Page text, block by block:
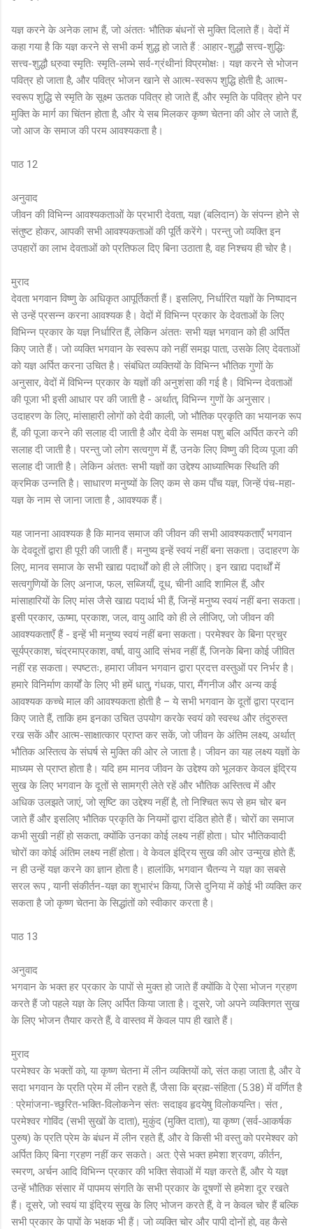
यज्ञ करने के अनेक लाभ हैं, जो अंततः भौतिक बंधनों से मुक्ति दिलाते हैं। वेदों में
कहा गया है कि यज्ञ करने से सभी कर्म शुद्ध हो जाते हैं : आहार-शुद्धौ सत्त्व-शुद्धिः
सत्त्व-शुद्धौ ध्रुवा स्मृतिः स्मृति-लम्भे सर्व-ग्रंथीनां विप्रमोक्षः। यज्ञ करने से भोजन
पवित्र हो जाता है, और पवित्र भोजन खाने से आत्म-स्वरूप शुद्धि होती है; आत्म-
स्वरूप शुद्धि से स्मृति के सूक्ष्म ऊतक पवित्र हो जाते हैं, और स्मृति के पवित्र होने पर
मुक्ति के मार्ग का चिंतन होता है, और ये सब मिलकर कृष्ण चेतना की ओर ले जाते हैं,
जो आज के समाज की परम आवश्यकता है।
पाठ 12
अनुवाद
जीवन की विभिन्न आवश्यकताओं के प्रभारी देवता, यज्ञ (बलिदान) के संपन्न होने से
संतुष्ट होकर, आपकी सभी आवश्यकताओं की पूर्ति करेंगे। परन्तु जो व्यक्ति इन
उपहारों का लाभ देवताओं को प्रतिफल दिए बिना उठाता है, वह निश्चय ही चोर है।
मुराद
देवता भगवान विष्णु के अधिकृत आपूर्तिकर्ता हैं। इसलिए, निर्धारित यज्ञों के निष्पादन
से उन्हें प्रसन्न करना आवश्यक है। वेदों में विभिन्न प्रकार के देवताओं के लिए
विभिन्न प्रकार के यज्ञ निर्धारित हैं, लेकिन अंततः सभी यज्ञ भगवान को ही अर्पित
किए जाते हैं। जो व्यक्ति भगवान के स्वरूप को नहीं समझ पाता, उसके लिए देवताओं
को यज्ञ अर्पित करना उचित है। संबंधित व्यक्तियों के विभिन्न भौतिक गुणों के
अनुसार, वेदों में विभिन्न प्रकार के यज्ञों की अनुशंसा की गई है। विभिन्न देवताओं
की पूजा भी इसी आधार पर की जाती है - अर्थात्, विभिन्न गुणों के अनुसार।
उदाहरण के लिए, मांसाहारी लोगों को देवी काली, जो भौतिक प्रकृति का भयानक रूप
हैं, की पूजा करने की सलाह दी जाती है और देवी के समक्ष पशु बलि अर्पित करने की
सलाह दी जाती है। परन्तु जो लोग सत्वगुण में हैं, उनके लिए विष्णु की दिव्य पूजा की
सलाह दी जाती है। लेकिन अंततः सभी यज्ञों का उद्देश्य आध्यात्मिक स्थिति की
क्रमिक उन्नति है। साधारण मनुष्यों के लिए कम से कम पाँच यज्ञ, जिन्हें पंच-महा-
यज्ञ के नाम से जाना जाता है , आवश्यक हैं।
यह जानना आवश्यक है कि मानव समाज की जीवन की सभी आवश्यकताएँ भगवान
के देवदूतों द्वारा ही पूरी की जाती हैं। मनुष्य इन्हें स्वयं नहीं बना सकता। उदाहरण के
लिए, मानव समाज के सभी खाद्य पदार्थों को ही ले लीजिए। इन खाद्य पदार्थों में
सत्वगुणियों के लिए अनाज, फल, सब्जियाँ, दूध, चीनी आदि शामिल हैं, और
मांसाहारियों के लिए मांस जैसे खाद्य पदार्थ भी हैं, जिन्हें मनुष्य स्वयं नहीं बना सकता।
इसी प्रकार, ऊष्मा, प्रकाश, जल, वायु आदि को ही ले लीजिए, जो जीवन की
आवश्यकताएँ हैं - इन्हें भी मनुष्य स्वयं नहीं बना सकता। परमेश्वर के बिना प्रचुर
सूर्यप्रकाश, चंद्रमाप्रकाश, वर्षा, वायु आदि संभव नहीं हैं, जिनके बिना कोई जीवित
नहीं रह सकता। स्पष्टतः, हमारा जीवन भगवान द्वारा प्रदत्त वस्तुओं पर निर्भर है।
हमारे विनिर्माण कार्यों के लिए भी हमें धातु, गंधक, पारा, मैंगनीज और अन्य कई
आवश्यक कच्चे माल की आवश्यकता होती है – ये सभी भगवान के दूतों द्वारा प्रदान
किए जाते हैं, ताकि हम इनका उचित उपयोग करके स्वयं को स्वस्थ और तंदुरुस्त
रख सकें और आत्म-साक्षात्कार प्राप्त कर सकें, जो जीवन के अंतिम लक्ष्य, अर्थात्
भौतिक अस्तित्व के संघर्ष से मुक्ति की ओर ले जाता है। जीवन का यह लक्ष्य यज्ञों के
माध्यम से प्राप्त होता है। यदि हम मानव जीवन के उद्देश्य को भूलकर केवल इंद्रिय
सुख के लिए भगवान के दूतों से सामग्री लेते रहें और भौतिक अस्तित्व में और
अधिक उलझते जाएं, जो सृष्टि का उद्देश्य नहीं है, तो निश्चित रूप से हम चोर बन
जाते हैं और इसलिए भौतिक प्रकृति के नियमों द्वारा दंडित होते हैं। चोरों का समाज
कभी सुखी नहीं हो सकता, क्योंकि उनका कोई लक्ष्य नहीं होता। घोर भौतिकवादी
चोरों का कोई अंतिम लक्ष्य नहीं होता। वे केवल इंद्रिय सुख की ओर उन्मुख होते हैं;
न ही उन्हें यज्ञ करने का ज्ञान होता है। हालांकि, भगवान चैतन्य ने यज्ञ का सबसे
सरल रूप , यानी संकीर्तन-यज्ञ का शुभारंभ किया, जिसे दुनिया में कोई भी व्यक्ति कर
सकता है जो कृष्ण चेतना के सिद्धांतों को स्वीकार करता है।
पाठ 13
अनुवाद
भगवान के भक्त हर प्रकार के पापों से मुक्त हो जाते हैं क्योंकि वे ऐसा भोजन ग्रहण
करते हैं जो पहले यज्ञ के लिए अर्पित किया जाता है। दूसरे, जो अपने व्यक्तिगत सुख
के लिए भोजन तैयार करते हैं, वे वास्तव में केवल पाप ही खाते हैं।
मुराद
परमेश्वर के भक्तों को, या कृष्ण चेतना में लीन व्यक्तियों को, संत कहा जाता है, और वे
सदा भगवान के प्रति प्रेम में लीन रहते हैं, जैसा कि ब्रह्म-संहिता (5.38) में वर्णित है
: प्रेमांजना-च्छुरित-भक्ति-विलोकनेन संतः सदाइव हृदयेषु विलोकयन्ति। संत ,
परमेश्वर गोविंद (सभी सुखों के दाता), मुकुंद (मुक्ति दाता), या कृष्ण (सर्व-आकर्षक
पुरुष) के प्रति प्रेम के बंधन में लीन रहते हैं, और वे किसी भी वस्तु को परमेश्वर को
अर्पित किए बिना ग्रहण नहीं कर सकते। अत: ऐसे भक्त हमेशा श्रवण, कीर्तन,
स्मरण, अर्चन आदि विभिन्न प्रकार की भक्ति सेवाओं में यज्ञ करते हैं, और ये यज्ञ
उन्हें भौतिक संसार में पापमय संगति के सभी प्रकार के दूषणों से हमेशा दूर रखते
हैं। दूसरे, जो स्वयं या इंद्रिय सुख के लिए भोजन करते हैं, वे न केवल चोर हैं बल्कि
सभी प्रकार के पापों के भक्षक भी हैं। जो व्यक्ति चोर और पापी दोनों हो, वह कैसे